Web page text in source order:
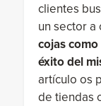
clientes
un sector a
cojas
éxito del
artículo os
de tiendas